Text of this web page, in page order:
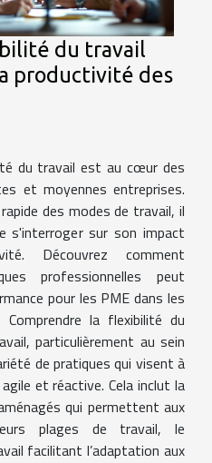
du travail
productivité des
du travail est au cœur des
et moyennes entreprises.
des modes de travail, il
s'interroger sur son impact
Découvrez comment
professionnelles peut
pour les PME dans les
Comprendre la flexibilité du
particulièrement au sein
de pratiques qui visent à
et réactive. Cela inclut la
qui permettent aux
plages de travail, le
facilitant l’adaptation aux